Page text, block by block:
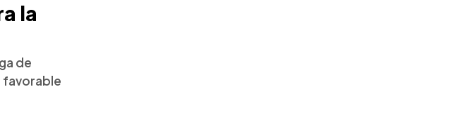
la
de
favorable